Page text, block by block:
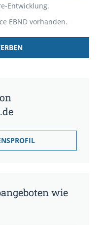
Entwicklung.
EBND vorhanden.
wie